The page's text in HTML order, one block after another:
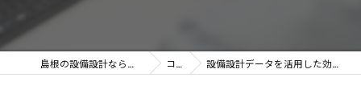
島根の設備設計なら株式会社総合技研設計 コラム 設備設計データを活用した効率的な設備設計の実践ガイド